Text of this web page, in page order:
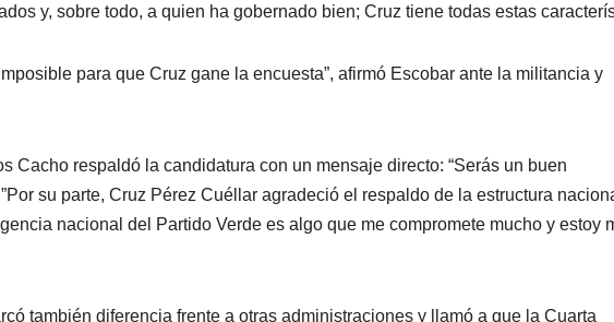
y, sobre todo, a quien ha gobernado bien; Cruz tiene todas estas
para que Cruz gane la encuesta”, afirmó Escobar ante la militancia y
Cacho respaldó la candidatura con un mensaje directo: “Serás un buen
su parte, Cruz Pérez Cuéllar agradeció el respaldo de la estructura
nacional del Partido Verde es algo que me compromete mucho y estoy
también diferencia frente a otras administraciones y llamó a que la Cuarta